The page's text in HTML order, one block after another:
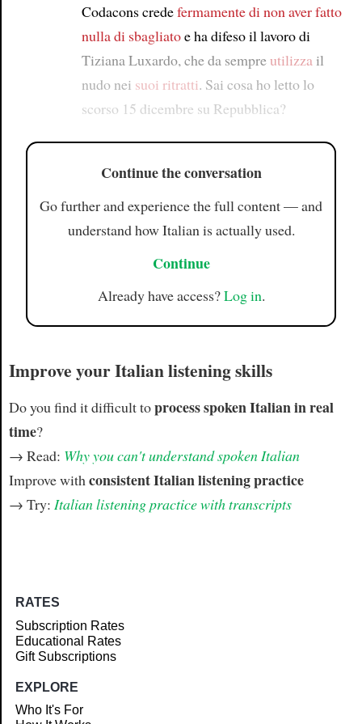
Codacons credefermamentedi non aver fatto
nulla di sbagliatoe ha difeso il lavoro di
Tiziana Luxardo, che da sempreutilizza il
nudo nei suoi ritratti. Sai cosa ho letto lo
scorso 15 dicembre su Repubblica?
Continue the conversation
Go further and experience the full content — and
understand how Italian is actually used.
Continue
Already have access?Log in.
Improve your Italian listening skills
Do you find it difficult toprocess spoken Italian in real
time?
→ Read: Why you can't understand spoken Italian
Improve withconsistent Italian listening practice
→ Try: Italian listening practice with transcripts
RATES
Subscription Rates
Educational Rates
Gift Subscriptions
EXPLORE
Who It's For